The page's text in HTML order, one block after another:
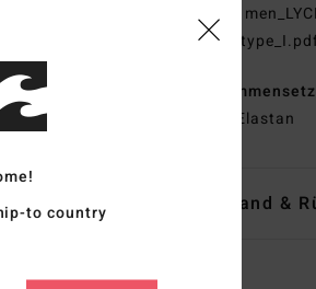
BBG
16 % Elastan
Versand &
to country